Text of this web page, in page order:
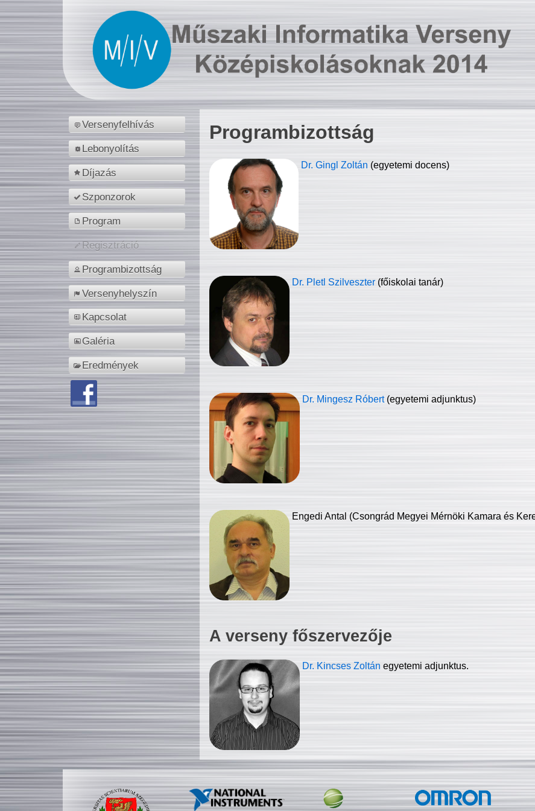
Versenyfelhívás
Lebonyolítás
Díjazás
Szponzorok
Program
Regisztráció
Programbizottság
Versenyhelyszín
Kapcsolat
Galéria
Eredmények
Programbizottság
Dr. Gingl Zoltán (egyetemi docens)
Dr. Pletl Szilveszter (főiskolai tanár)
Dr. Mingesz Róbert (egyetemi adjunktus)
Engedi Antal (Csongrád Megyei Mérnöki Kamara és
A verseny főszervezője
Dr. Kincses Zoltán egyetemi adjunktus.